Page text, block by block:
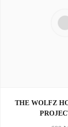
THE WOLFZ